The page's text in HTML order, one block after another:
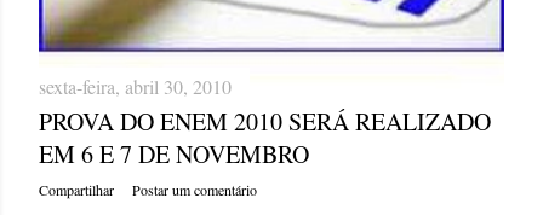
sexta-feira, abril 30, 2010
PROVA DO ENEM 2010 SERÁ REALIZADO
EM 6 E 7 DE NOVEMBRO
Compartilhar Postar um comentário